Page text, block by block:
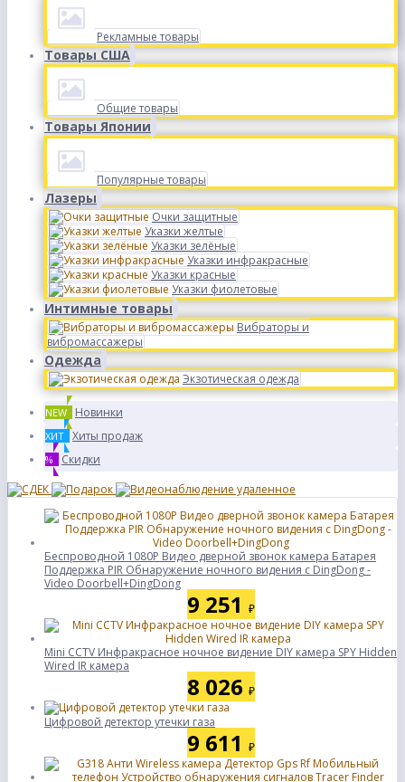
Рекламные товары
Товары США
Общие товары
Товары Японии
Популярные товары
Лазеры
Очки защитные
Указки желтые
Указки зелёные
Указки инфракрасные
Указки красные
Указки фиолетовые
Интимные товары
Вибраторы и
вибромассажеры
Одежда
Экзотическая одежда
NEW Новинки
ХИТ Хиты продаж
% Скидки
Беспроводной 1080P Видео дверной звонок камера Батарея
Поддержка PIR Обнаружение ночного видения с DingDong -
Video Doorbell+DingDong
9 251 ₽
Mini CCTV Инфракрасное ночное видение DIY камера SPY Hidden
Wired IR камера
8 026 ₽
Цифровой детектор утечки газа
9 611 ₽